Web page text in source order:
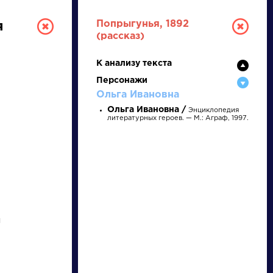
ЕГЭ
Попрыгунья, 1892
(рассказ)
К анализу текста
Персонажи
Ольга Ивановна
Ольга Ивановна / Энциклопедия
литературных героев. — М.: Аграф, 1997.